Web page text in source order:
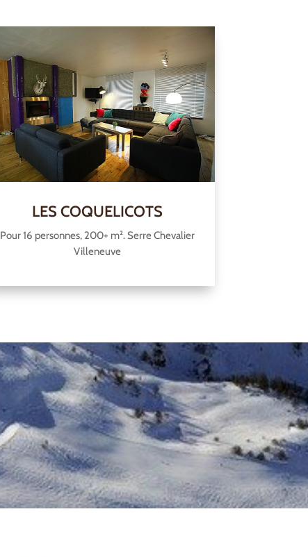
LES COQUELICOTS
Pour 16 personnes, 200+ m². Serre Chevalier
Villeneuve